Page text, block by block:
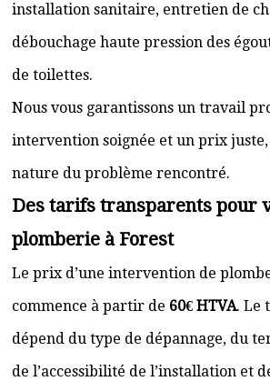
installation sanitaire, entretien de
débouchage haute pression des
de toilettes.
Nous vous garantissons un travail
intervention soignée et un prix
nature du problème rencontré.
Des tarifs transparents pour
plomberie à Forest
Le prix d’une intervention de
commence à partir de 60€ HTVA. Le
dépend du type de dépannage, du
de l’accessibilité de l’installation et